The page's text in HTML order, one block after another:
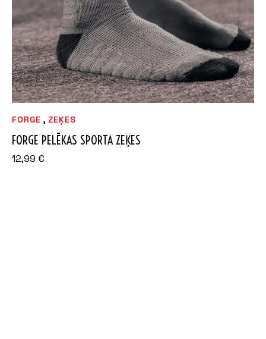
FORGE , ZEĶES
FORGE PELĒKAS SPORTA ZEĶES
12,99 €